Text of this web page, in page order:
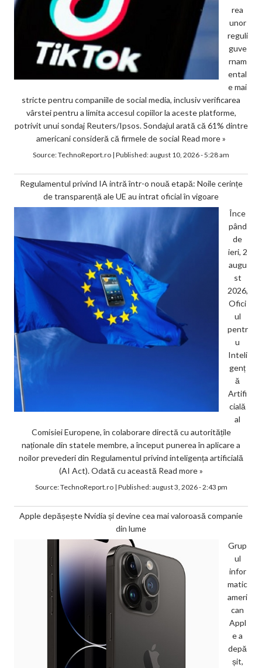
rea
unor
reguli
guve
rnam
ental
e mai
stricte pentru companiile de social media, inclusiv verificarea
vârstei pentru a limita accesul copiilor la aceste platforme,
potrivit unui sondaj Reuters/Ipsos. Sondajul arată că 61% dintre
americani consideră că firmele de social Read more »
Source:TechnoReport.ro | Published:august 10, 2026 - 5:28 am
Regulamentul privind IA intră într-o nouă etapă: Noile cerințe
de transparență ale UE au intrat oficial în vigoare
Înce
pând
de
ieri, 2
augu
st
2026,
Ofici
ul
pentr
u
Inteli
genț
ă
Artifi
cială
al
Comisiei Europene, în colaborare directă cu autoritățile
naționale din statele membre, a început punerea în aplicare a
noilor prevederi din Regulamentul privind inteligența artificială
(AI Act). Odată cu această Read more »
Source:TechnoReport.ro| Published:august 3, 2026 - 2:43 pm
Apple depășește Nvidia și devine cea mai valoroasă companie
din lume
Grup
ul
infor
matic
ameri
can
Appl
e a
depă
șit,